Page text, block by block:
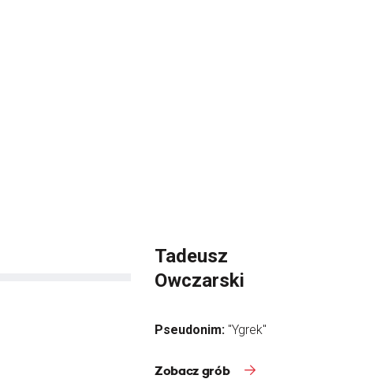
Tadeusz
Owczarski
Pseudonim: "Ygrek"
Zobacz grób